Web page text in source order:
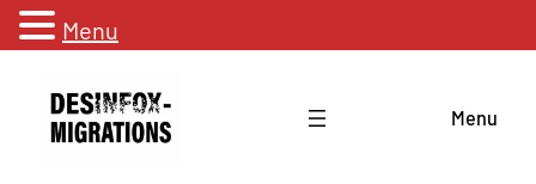
contenu
Menu
Menu